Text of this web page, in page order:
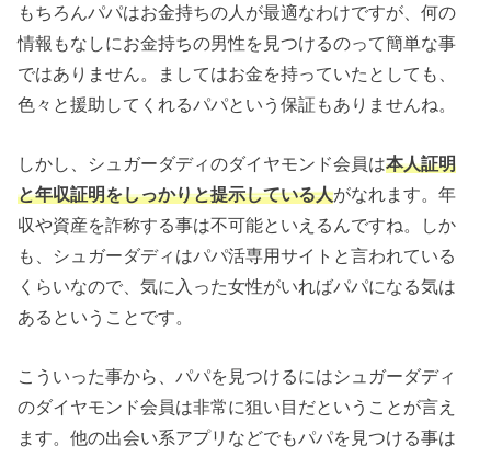
もちろんパパはお金持ちの人が最適なわけですが、何の
情報もなしにお金持ちの男性を見つけるのって簡単な事
ではありません。ましてはお金を持っていたとしても、
色々と援助してくれるパパという保証もありませんね。
しかし、シュガーダディのダイヤモンド会員は本人証明
と年収証明をしっかりと提示している人がなれます。年
収や資産を詐称する事は不可能といえるんですね。しか
も、シュガーダディはパパ活専用サイトと言われている
くらいなので、気に入った女性がいればパパになる気は
あるということです。
こういった事から、パパを見つけるにはシュガーダディ
のダイヤモンド会員は非常に狙い目だということが言え
ます。他の出会い系アプリなどでもパパを見つける事は